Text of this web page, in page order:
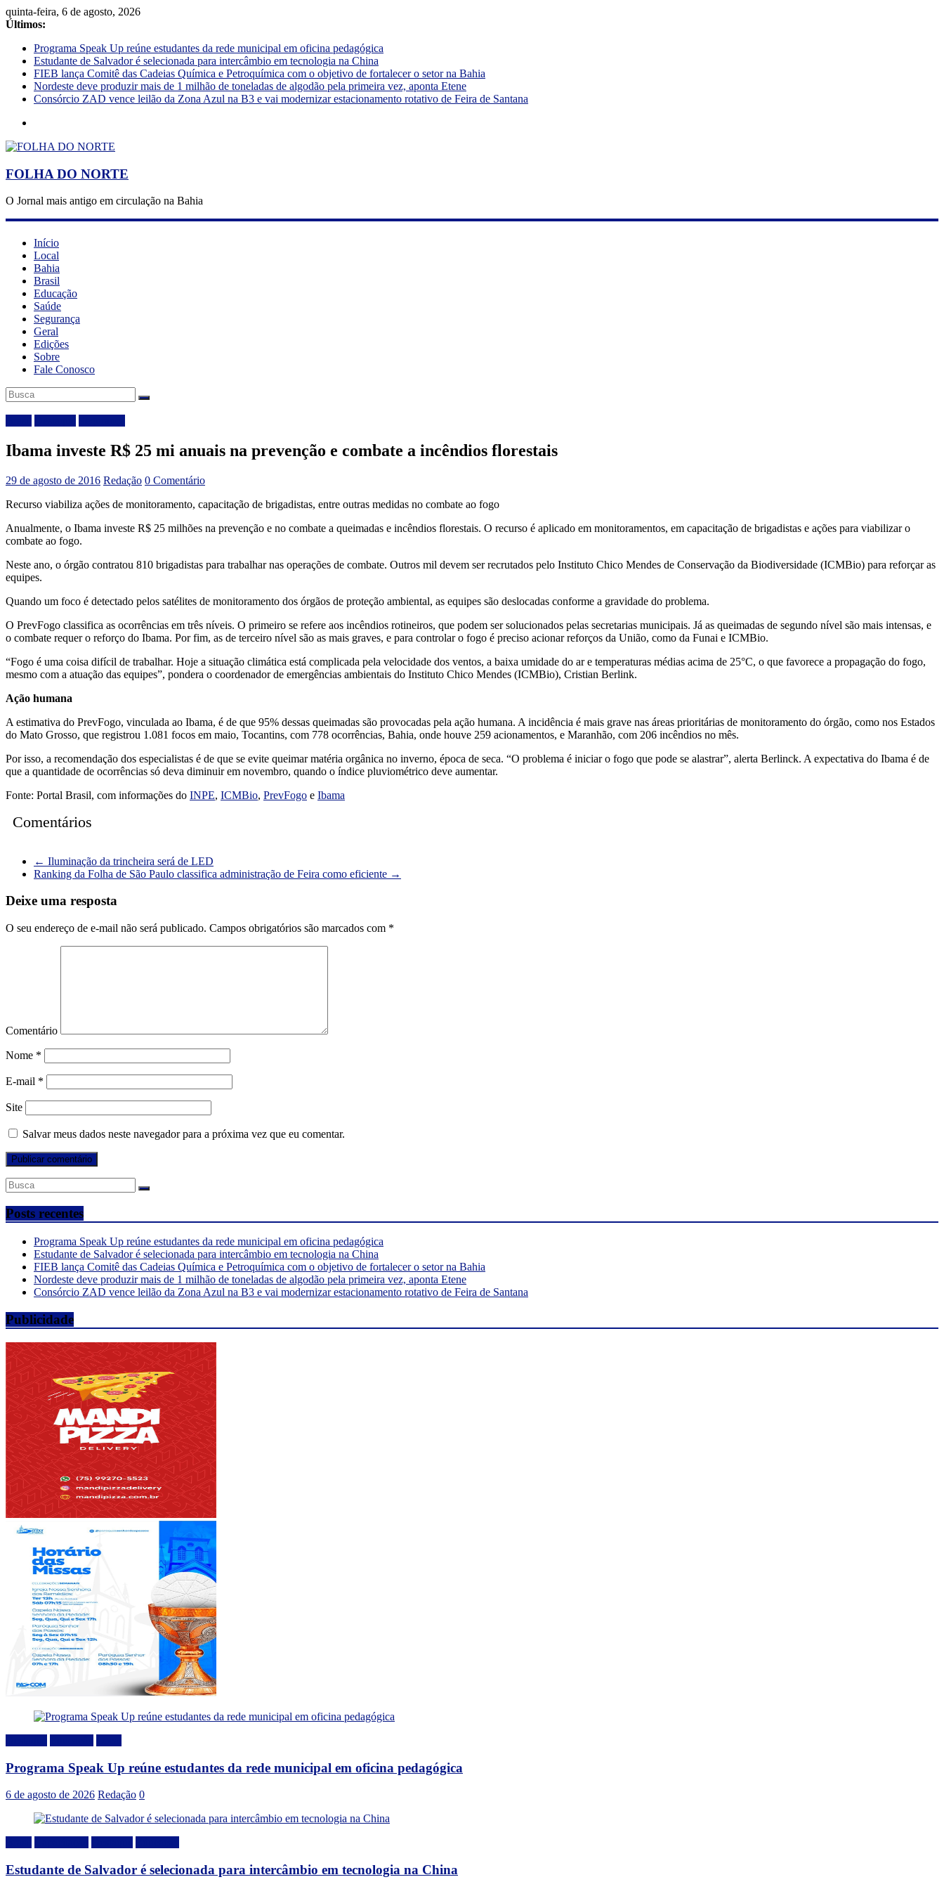
quinta-feira, 6 de agosto, 2026
Últimos:
Programa Speak Up reúne estudantes da rede municipal em oficina pedagógica
Estudante de Salvador é selecionada para intercâmbio em tecnologia na China
FIEB lança Comitê das Cadeias Química e Petroquímica com o objetivo de fortalecer o setor na Bahia
Nordeste deve produzir mais de 1 milhão de toneladas de algodão pela primeira vez, aponta Etene
Consórcio ZAD vence leilão da Zona Azul na B3 e vai modernizar estacionamento rotativo de Feira de Santana
FOLHA DO NORTE
O Jornal mais antigo em circulação na Bahia
Início
Local
Bahia
Brasil
Educação
Saúde
Segurança
Geral
Edições
Sobre
Fale Conosco
Ibama investe R$ 25 mi anuais na prevenção e combate a incêndios florestais
29 de agosto de 2016 Redação 0 Comentário
Recurso viabiliza ações de monitoramento, capacitação de brigadistas, entre outras medidas no combate ao fogo
Anualmente, o Ibama investe R$ 25 milhões na prevenção e no combate a queimadas e incêndios florestais. O recurso é aplicado em monitoramentos, em capacitação de brigadistas e ações para viabilizar o
combate ao fogo.
Neste ano, o órgão contratou 810 brigadistas para trabalhar nas operações de combate. Outros mil devem ser recrutados pelo Instituto Chico Mendes de Conservação da Biodiversidade (ICMBio) para reforçar as
equipes.
Quando um foco é detectado pelos satélites de monitoramento dos órgãos de proteção ambiental, as equipes são deslocadas conforme a gravidade do problema.
O PrevFogo classifica as ocorrências em três níveis. O primeiro se refere aos incêndios rotineiros, que podem ser solucionados pelas secretarias municipais. Já as queimadas de segundo nível são mais intensas, e
o combate requer o reforço do Ibama. Por fim, as de terceiro nível são as mais graves, e para controlar o fogo é preciso acionar reforços da União, como da Funai e ICMBio.
“Fogo é uma coisa difícil de trabalhar. Hoje a situação climática está complicada pela velocidade dos ventos, a baixa umidade do ar e temperaturas médias acima de 25°C, o que favorece a propagação do fogo,
mesmo com a atuação das equipes”, pondera o coordenador de emergências ambientais do Instituto Chico Mendes (ICMBio), Cristian Berlink.
Ação humana
A estimativa do PrevFogo, vinculada ao Ibama, é de que 95% dessas queimadas são provocadas pela ação humana. A incidência é mais grave nas áreas prioritárias de monitoramento do órgão, como nos Estados
do Mato Grosso, que registrou 1.081 focos em maio, Tocantins, com 778 ocorrências, Bahia, onde houve 259 acionamentos, e Maranhão, com 206 incêndios no mês.
Por isso, a recomendação dos especialistas é de que se evite queimar matéria orgânica no inverno, época de seca. “O problema é iniciar o fogo que pode se alastrar”, alerta Berlinck. A expectativa do Ibama é de
que a quantidade de ocorrências só deva diminuir em novembro, quando o índice pluviométrico deve aumentar.
Fonte: Portal Brasil, com informações do INPE, ICMBio, PrevFogo e Ibama
Comentários
← Iluminação da trincheira será de LED
Ranking da Folha de São Paulo classifica administração de Feira como eficiente →
Deixe uma resposta
O seu endereço de e-mail não será publicado. Campos obrigatórios são marcados com *
Comentário
Nome *
E-mail *
Site
Salvar meus dados neste navegador para a próxima vez que eu comentar.
Posts recentes
Programa Speak Up reúne estudantes da rede municipal em oficina pedagógica
Estudante de Salvador é selecionada para intercâmbio em tecnologia na China
FIEB lança Comitê das Cadeias Química e Petroquímica com o objetivo de fortalecer o setor na Bahia
Nordeste deve produzir mais de 1 milhão de toneladas de algodão pela primeira vez, aponta Etene
Consórcio ZAD vence leilão da Zona Azul na B3 e vai modernizar estacionamento rotativo de Feira de Santana
Publicidade
Programa Speak Up reúne estudantes da rede municipal em oficina pedagógica
6 de agosto de 2026 Redação 0
Estudante de Salvador é selecionada para intercâmbio em tecnologia na China